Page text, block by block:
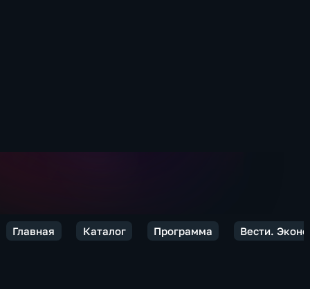
Главная Каталог Программа Вести.